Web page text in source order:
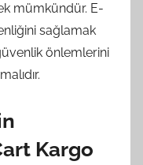
mümkündür. E-
sağlamak
önlemlerini
Kargo